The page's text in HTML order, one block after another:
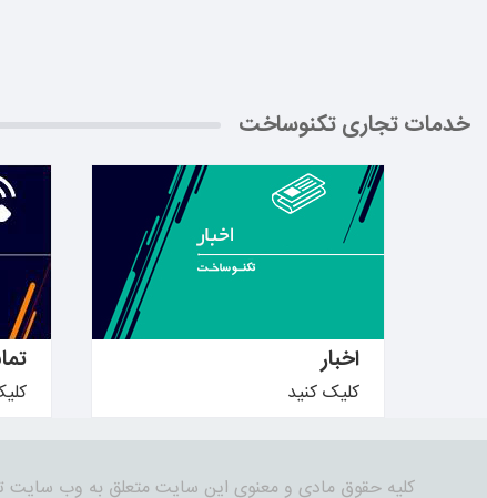
خدمات تجاری تکنوساخت
اخبار
کلیک کنید
کلیه حقوق مادی و معنوی این سایت متعلق به وب